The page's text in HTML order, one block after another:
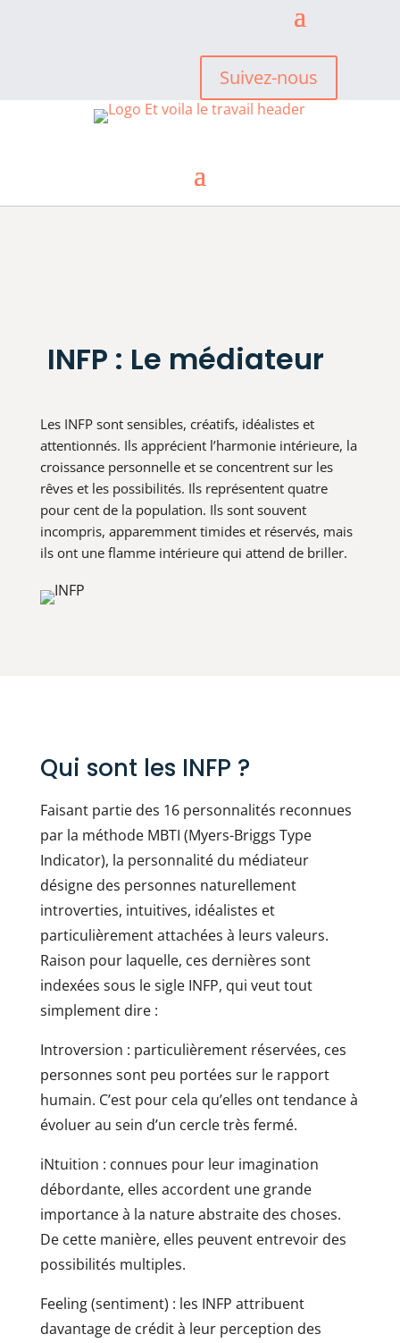
Suivez-nous
INFP : Le médiateur
Les INFP sont sensibles, créatifs, idéalistes et
attentionnés. Ils apprécient l’harmonie intérieure, la
croissance personnelle et se concentrent sur les
rêves et les possibilités. Ils représentent quatre
pour cent de la population. Ils sont souvent
incompris, apparemment timides et réservés, mais
ils ont une flamme intérieure qui attend de briller.
Qui sont les INFP ?
Faisant partie des 16 personnalités reconnues
par la méthode MBTI (Myers-Briggs Type
Indicator), la personnalité du médiateur
désigne des personnes naturellement
introverties, intuitives, idéalistes et
particulièrement attachées à leurs valeurs.
Raison pour laquelle, ces dernières sont
indexées sous le sigle INFP, qui veut tout
simplement dire :
Introversion : particulièrement réservées, ces
personnes sont peu portées sur le rapport
humain. C’est pour cela qu’elles ont tendance à
évoluer au sein d’un cercle très fermé.
iNtuition : connues pour leur imagination
débordante, elles accordent une grande
importance à la nature abstraite des choses.
De cette manière, elles peuvent entrevoir des
possibilités multiples.
Feeling (sentiment) : les INFP attribuent
davantage de crédit à leur perception des